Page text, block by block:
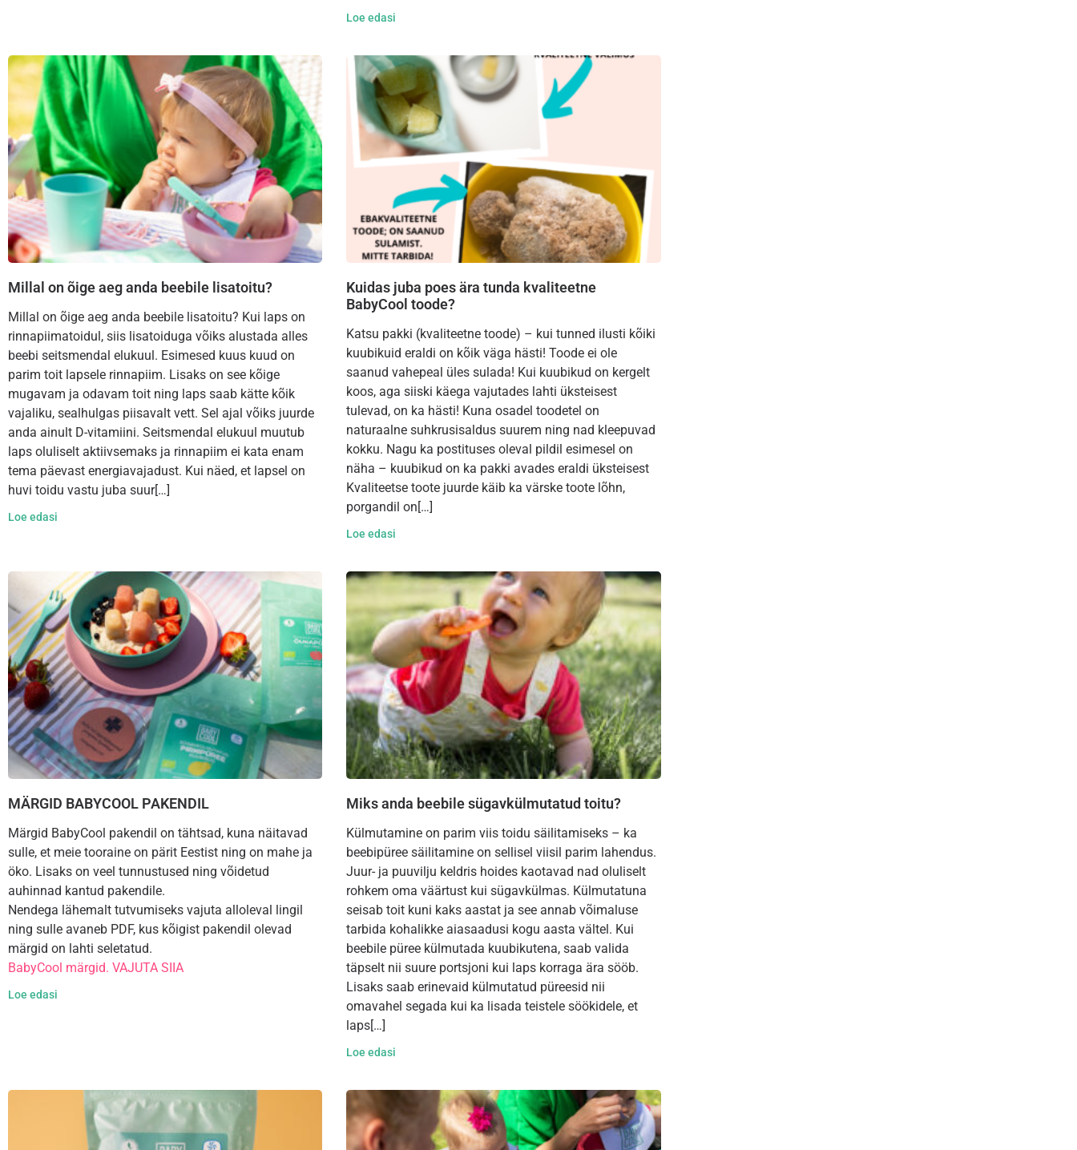
Loe edasi
Millal on õige aeg anda beebile lisatoitu?
Millal on õige aeg anda beebile lisatoitu? Kui laps on
rinnapiimatoidul, siis lisatoiduga võiks alustada alles
beebi seitsmendal elukuul. Esimesed kuus kuud on
parim toit lapsele rinnapiim. Lisaks on see kõige
mugavam ja odavam toit ning laps saab kätte kõik
vajaliku, sealhulgas piisavalt vett. Sel ajal võiks juurde
anda ainult D-vitamiini. Seitsmendal elukuul muutub
laps oluliselt aktiivsemaks ja rinnapiim ei kata enam
tema päevast energiavajadust. Kui näed, et lapsel on
huvi toidu vastu juba suur[…]
Loe edasi
Kuidas juba poes ära tunda kvaliteetne
BabyCool toode?
Katsu pakki (kvaliteetne toode) – kui tunned ilusti kõiki
kuubikuid eraldi on kõik väga hästi! Toode ei ole
saanud vahepeal üles sulada! Kui kuubikud on kergelt
koos, aga siiski käega vajutades lahti üksteisest
tulevad, on ka hästi! Kuna osadel toodetel on
naturaalne suhkrusisaldus suurem ning nad kleepuvad
kokku. Nagu ka postituses oleval pildil esimesel on
näha – kuubikud on ka pakki avades eraldi üksteisest
Kvaliteetse toote juurde käib ka värske toote lõhn,
porgandil on[…]
Loe edasi
MÄRGID BABYCOOL PAKENDIL
Märgid BabyCool pakendil on tähtsad, kuna näitavad
sulle, et meie tooraine on pärit Eestist ning on mahe ja
öko. Lisaks on veel tunnustused ning võidetud
auhinnad kantud pakendile.
Nendega lähemalt tutvumiseks vajuta alloleval lingil
ning sulle avaneb PDF, kus kõigist pakendil olevad
märgid on lahti seletatud.
BabyCool märgid. VAJUTA SIIA
Loe edasi
Miks anda beebile sügavkülmutatud toitu?
Külmutamine on parim viis toidu säilitamiseks – ka
beebipüree säilitamine on sellisel viisil parim lahendus.
Juur- ja puuvilju keldris hoides kaotavad nad oluliselt
rohkem oma väärtust kui sügavkülmas. Külmutatuna
seisab toit kuni kaks aastat ja see annab võimaluse
tarbida kohalikke aiasaadusi kogu aasta vältel. Kui
beebile püree külmutada kuubikutena, saab valida
täpselt nii suure portsjoni kui laps korraga ära sööb.
Lisaks saab erinevaid külmutatud püreesid nii
omavahel segada kui ka lisada teistele söökidele, et
laps[…]
Loe edasi